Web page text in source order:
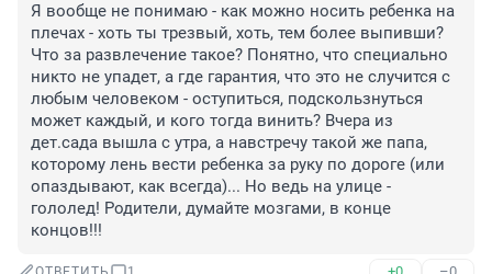
Я вообще не понимаю - как можно носить ребенка на
плечах - хоть ты трезвый, хоть, тем более выпивши?
Что за развлечение такое? Понятно, что специально
никто не упадет, а где гарантия, что это не случится с
любым человеком - оступиться, подскользнуться
может каждый, и кого тогда винить? Вчера из
дет.сада вышла с утра, а навстречу такой же папа,
которому лень вести ребенка за руку по дороге (или
опаздывают, как всегда)... Но ведь на улице -
гололед! Родители, думайте мозгами, в конце
концов!!!